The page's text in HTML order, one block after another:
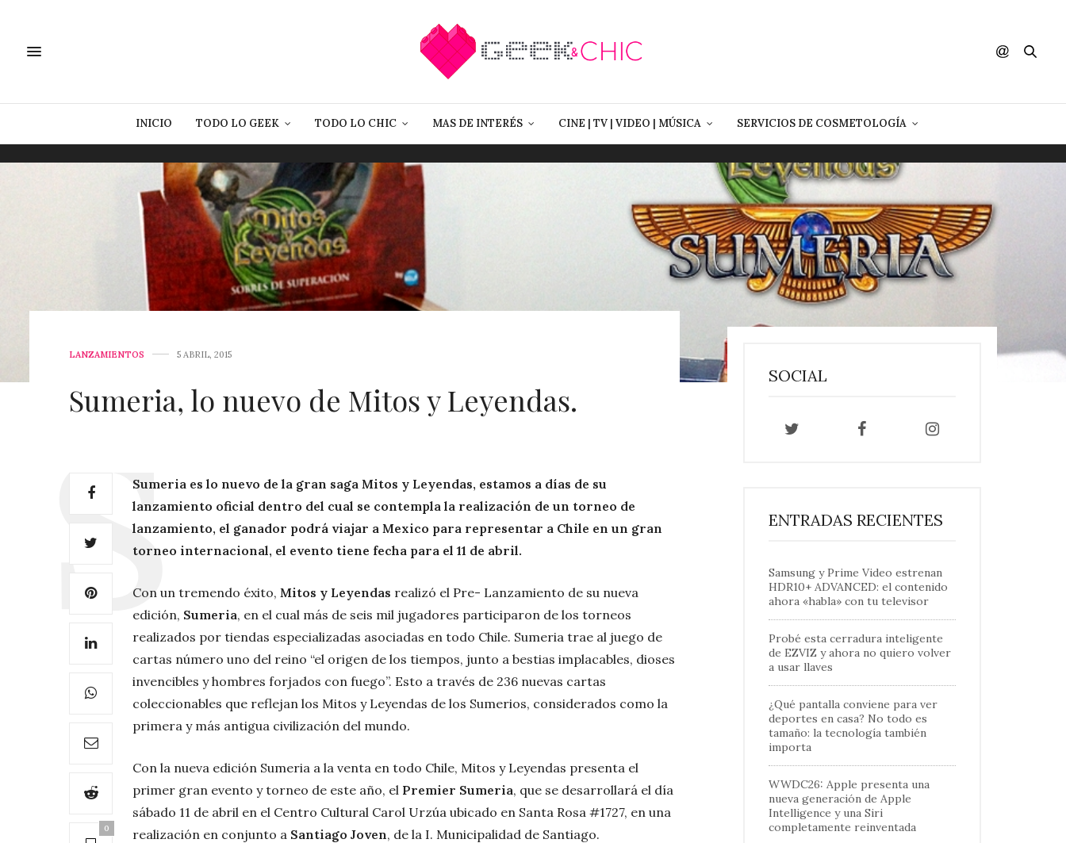
INICIO TODO LO GEEK TODO LO CHIC MAS DE INTERÉS CINE | TV | VIDEO | MÚSICA SERVICIOS DE COSMETOLOGÍA
LANZAMIENTOS 5 ABRIL, 2015
Sumeria, lo nuevo de Mitos y Leyendas.
0
Sumeria es lo nuevo de la gran saga Mitos y Leyendas, estamos a días de su
lanzamiento oficial dentro del cual se contempla la realización de un torneo de
lanzamiento, el ganador podrá viajar a Mexico para representar a Chile en un gran
torneo internacional, el evento tiene fecha para el 11 de abril.
Con un tremendo éxito, Mitos y Leyendas realizó el Pre- Lanzamiento de su nueva
edición, Sumeria, en el cual más de seis mil jugadores participaron de los torneos
realizados por tiendas especializadas asociadas en todo Chile. Sumeria trae al juego de
cartas número uno del reino “el origen de los tiempos, junto a bestias implacables, dioses
invencibles y hombres forjados con fuego”. Esto a través de 236 nuevas cartas
coleccionables que reflejan los Mitos y Leyendas de los Sumerios, considerados como la
primera y más antigua civilización del mundo.
Con la nueva edición Sumeria a la venta en todo Chile, Mitos y Leyendas presenta el
primer gran evento y torneo de este año, el Premier Sumeria, que se desarrollará el día
sábado 11 de abril en el Centro Cultural Carol Urzúa ubicado en Santa Rosa #1727, en una
realización en conjunto a Santiago Joven, de la I. Municipalidad de Santiago.
SOCIAL
ENTRADAS RECIENTES
Samsung y Prime Video estrenan
HDR10+ ADVANCED: el contenido
ahora «habla» con tu televisor
Probé esta cerradura inteligente
de EZVIZ y ahora no quiero volver
a usar llaves
¿Qué pantalla conviene para ver
deportes en casa? No todo es
tamaño: la tecnología también
importa
WWDC26: Apple presenta una
nueva generación de Apple
Intelligence y una Siri
completamente reinventada